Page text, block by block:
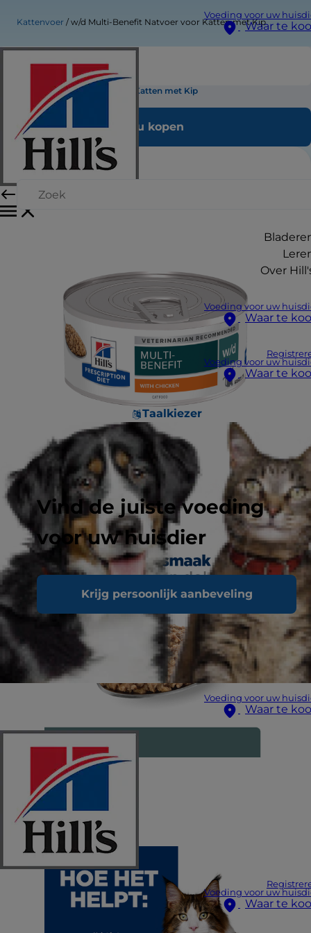
Voeding voor uw
Waar te
Over
Voeding voor uw
Waar te
Voeding voor uw
Waar te
Taalkiezer
Vind de juiste voeding
voor uw huisdier
Krijg persoonlijk aanbeveling
Voeding voor uw
Waar te
Voeding voor uw
Waar te
Kattenvoer w/d Multi-Benefit Natvoer voor Katten met Kip
w/d Multi-Benefit Natvoer voor Katten met Kip
Nu kopen